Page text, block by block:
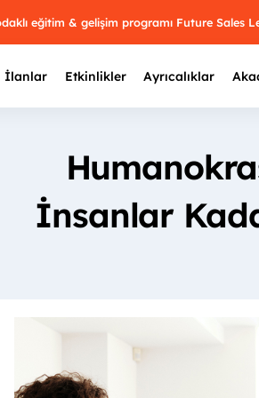
eğitim & gelişim programı Future Sales
İlanlar Etkinlikler Ayrıcalıklar
Youth Awards
İnsanlar